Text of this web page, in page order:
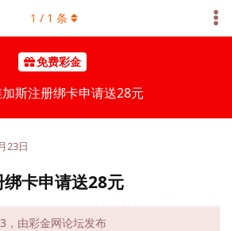
免费彩金
斯注册绑卡申请送28元
1 / 1 条
23日
卡申请送28元
，由彩金网论坛发布